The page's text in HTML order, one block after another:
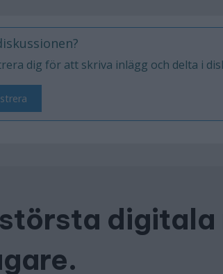
dig för att skriva inlägg och delta i